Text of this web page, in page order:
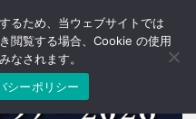
T
o
るため、当ウェブサイトでは
閲覧する場合、Cookie の使用
なされます。
シーポリシー